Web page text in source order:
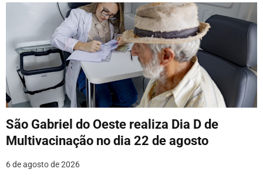
e
P
o
s
t
São Gabriel do Oeste realiza Dia D de
Multivacinação no dia 22 de agosto
6 de agosto de 2026